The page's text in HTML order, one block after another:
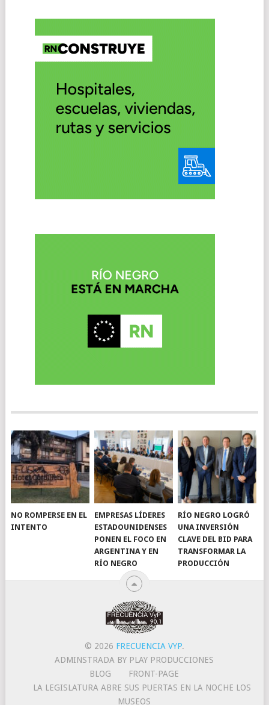
NO ROMPERSE EN EL
INTENTO
EMPRESAS LÍDERES
ESTADOUNIDENSES
PONEN EL FOCO EN
ARGENTINA Y EN
RÍO NEGRO
RÍO NEGRO LOGRÓ
UNA INVERSIÓN
CLAVE DEL BID PARA
TRANSFORMAR LA
PRODUCCIÓN
© 2026 FRECUENCIA VYP.
ADMINSTRADA BY PLAY PRODUCCIONES
BLOG
FRONT-PAGE
LA LEGISLATURA ABRE SUS PUERTAS EN LA NOCHE LOS
MUSEOS